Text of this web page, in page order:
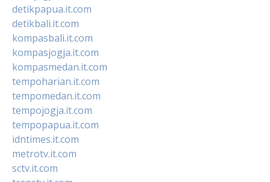
detikpapua.it.com
detikbali.it.com
kompasbali.it.com
kompasjogja.it.com
kompasmedan.it.com
tempoharian.it.com
tempomedan.it.com
tempojogja.it.com
tempopapua.it.com
idntimes.it.com
metrotv.it.com
sctv.it.com